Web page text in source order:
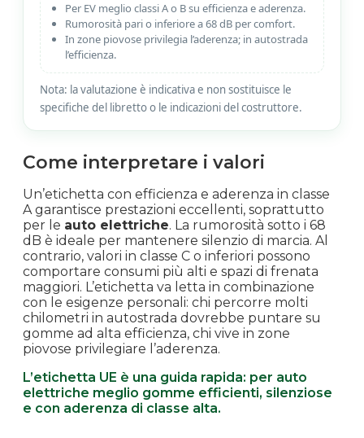
Per EV meglio classi A o B su efficienza e aderenza.
Rumorosità pari o inferiore a 68 dB per comfort.
In zone piovose privilegia l’aderenza; in autostrada
l’efficienza.
Nota: la valutazione è indicativa e non sostituisce le
specifiche del libretto o le indicazioni del costruttore.
Come interpretare i valori
Un’etichetta con efficienza e aderenza in classe
A garantisce prestazioni eccellenti, soprattutto
per le auto elettriche. La rumorosità sotto i 68
dB è ideale per mantenere silenzio di marcia. Al
contrario, valori in classe C o inferiori possono
comportare consumi più alti e spazi di frenata
maggiori. L’etichetta va letta in combinazione
con le esigenze personali: chi percorre molti
chilometri in autostrada dovrebbe puntare su
gomme ad alta efficienza, chi vive in zone
piovose privilegiare l’aderenza.
L’etichetta UE è una guida rapida: per auto
elettriche meglio gomme efficienti, silenziose
e con aderenza di classe alta.